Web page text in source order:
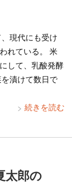
現代にも受け
れている。 米
して、乳酸発酵
漬けて数日で
続きを読む
太郎の